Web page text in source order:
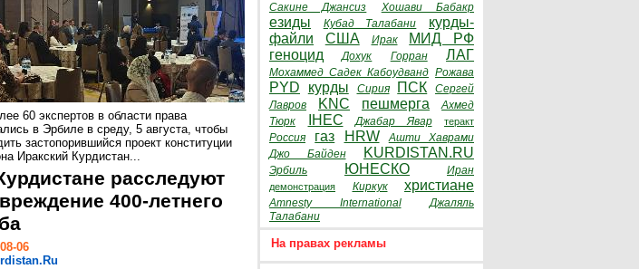
60 экспертов в области права
в Эрбиле в среду, 5 августа, чтобы
застопорившийся проект конституции
Иракский Курдистан...
расследуют
400-летнего
06
Сакине Джансиз Хошави Бабакр
езиды Кубад Талабани
курды-
файли
США Ирак
МИД РФ
геноцид
Дохук Горран ЛАГ
Мохаммед Садек Кабоудванд Рожава
PYD курды Сирия ПСК
Сергей
Лавров
KNC пешмерга
Ахмед
Тюрк
IHEC Джабар Явар теракт
Россия газ HRW
Ашти Хаврами
Джо Байден
KURDISTAN.RU
Эрбиль ЮНЕСКО Иран
демонстрация Киркук христиане
Amnesty International
Джаляль
Талабани
На правах рекламы